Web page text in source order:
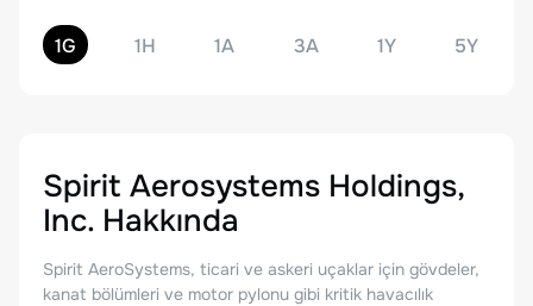
1G 1H 1A 3A 1Y 5Y
Spirit Aerosystems Holdings,
Inc. Hakkında
Spirit AeroSystems, ticari ve askeri uçaklar için gövdeler,
kanat bölümleri ve motor pylonu gibi kritik havacılık